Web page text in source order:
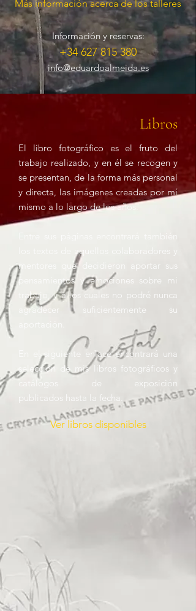
Más información acerca de los talleres
Información y reservas:
+34 627 815 380
info@eduardoalmeida.es
Libros
El libro fotográfico es el fruto del
trabajo realizado, y en él se recogen y
se presentan, de la forma más personal
y directa, las imágenes creadas por mí
mismo a lo largo de los años.
los textos de aquellos colaboradores y
mentores que decidieron aportar sus
pensamientos y emociones sobre mi
trabajo, y a los cuales no podré nunca
agradecer suficientemente su
En el siguiente enlace encontrará una
selección de mis libros fotográficos y
catálogos de exposición
publicados hasta la fecha.
Ver libros disponibles